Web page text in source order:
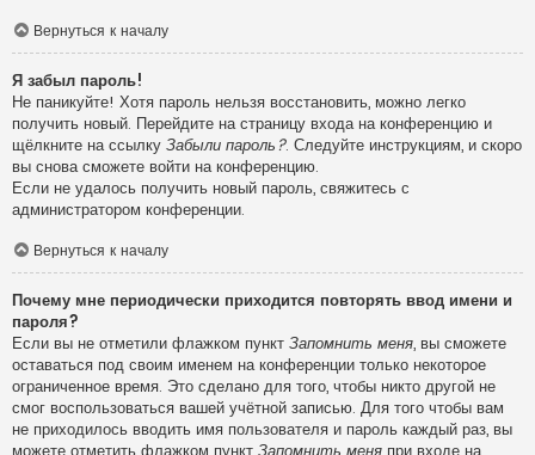
Вернуться к началу
Я забыл пароль!
Не паникуйте! Хотя пароль нельзя восстановить, можно легко
получить новый. Перейдите на страницу входа на конференцию и
щёлкните на ссылку Забыли пароль?. Следуйте инструкциям, и скоро
вы снова сможете войти на конференцию.
Если не удалось получить новый пароль, свяжитесь с
администратором конференции.
Вернуться к началу
Почему мне периодически приходится повторять ввод имени и
пароля?
Если вы не отметили флажком пункт Запомнить меня, вы сможете
оставаться под своим именем на конференции только некоторое
ограниченное время. Это сделано для того, чтобы никто другой не
смог воспользоваться вашей учётной записью. Для того чтобы вам
не приходилось вводить имя пользователя и пароль каждый раз, вы